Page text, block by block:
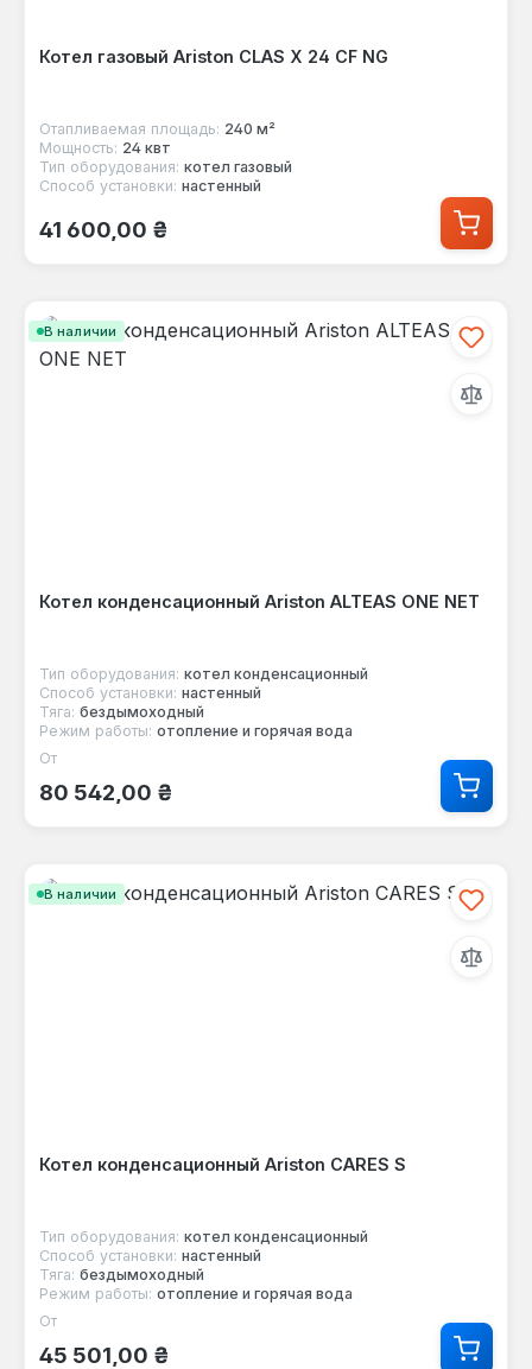
Котел газовый Ariston CLAS X 24 CF NG
Отапливаемая площадь: 240 м²
Мощность: 24 квт
Тип оборудования: котел газовый
Способ установки: настенный
Обычная цена:
41 600,00 ₴
В наличии
Котел конденсационный Ariston ALTEAS ONE NET
Тип оборудования: котел конденсационный
Способ установки: настенный
Тяга: бездымоходный
Режим работы: отопление и горячая вода
Обычная цена:
От
80 542,00 ₴
В наличии
Котел конденсационный Ariston CARES S
Тип оборудования: котел конденсационный
Способ установки: настенный
Тяга: бездымоходный
Режим работы: отопление и горячая вода
Обычная цена:
От
45 501,00 ₴